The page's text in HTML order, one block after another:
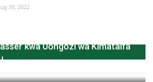
30, 2022
kwa Uongozi wa Kimataifa